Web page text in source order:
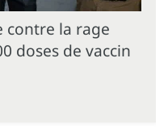
contre la rage
doses de vaccin